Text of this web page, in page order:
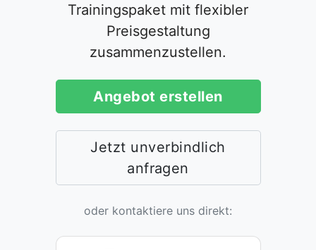
Trainingspaket mit flexibler
Preisgestaltung
zusammenzustellen.
Angebot erstellen
Jetzt unverbindlich
anfragen
oder kontaktiere uns direkt: